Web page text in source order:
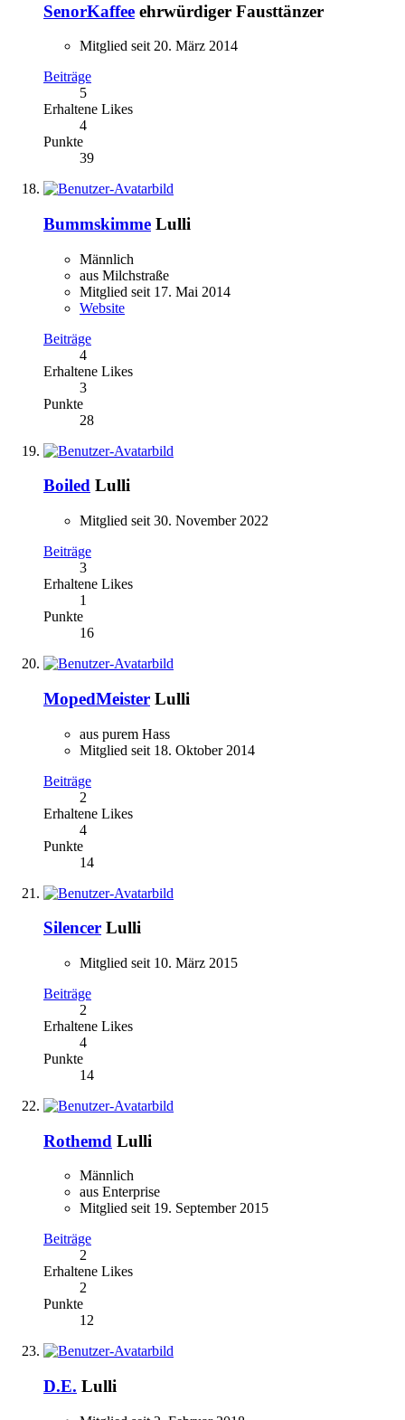
SenorKaffee ehrwürdiger Fausttänzer
Mitglied seit 20. März 2014
Beiträge
5
Erhaltene Likes
4
Punkte
39
Bummskimme Lulli
Männlich
aus Milchstraße
Mitglied seit 17. Mai 2014
Website
Beiträge
4
Erhaltene Likes
3
Punkte
28
Boiled Lulli
Mitglied seit 30. November 2022
Beiträge
3
Erhaltene Likes
1
Punkte
16
MopedMeister Lulli
aus purem Hass
Mitglied seit 18. Oktober 2014
Beiträge
2
Erhaltene Likes
4
Punkte
14
Silencer Lulli
Mitglied seit 10. März 2015
Beiträge
2
Erhaltene Likes
4
Punkte
14
Rothemd Lulli
Männlich
aus Enterprise
Mitglied seit 19. September 2015
Beiträge
2
Erhaltene Likes
2
Punkte
12
D.E. Lulli